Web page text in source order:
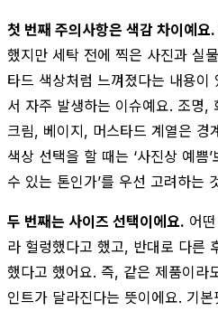
첫 번째 주의사항은 색감 차이예요.
했지만 세탁 전에 찍은 사진과 실
타드 색상처럼 느껴졌다는 내용이
서 자주 발생하는 이슈예요. 조명,
크림, 베이지, 머스타드 계열은 경
색상 선택을 할 때는 ‘사진상 예쁨
수 있는 톤인가’를 우선 고려하는
두 번째는 사이즈 선택이에요. 어
라 헐렁했다고 했고, 반대로 다른
했다고 했어요. 즉, 같은 제품이라
인트가 달라진다는 뜻이에요. 기